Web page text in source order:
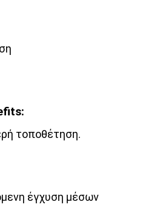
τοποθέτηση.
έγχυση μέσων